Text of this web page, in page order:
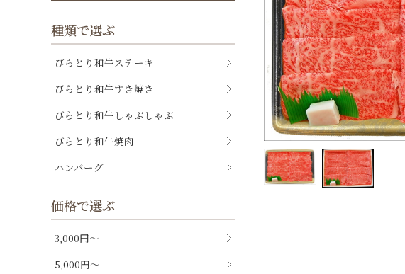
種類で選ぶ
びらとり和牛ステーキ
びらとり和牛すき焼き
びらとり和牛しゃぶしゃぶ
びらとり和牛焼肉
ハンバーグ
価格で選ぶ
3,000円～
5,000円～